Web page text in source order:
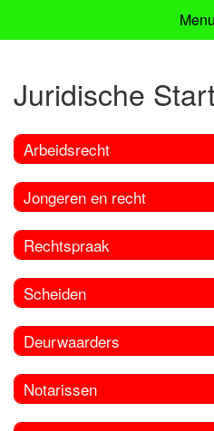
Juridische
Arbeidsrecht
Jongeren en recht
Rechtspraak
Scheiden
Deurwaarders
Notarissen